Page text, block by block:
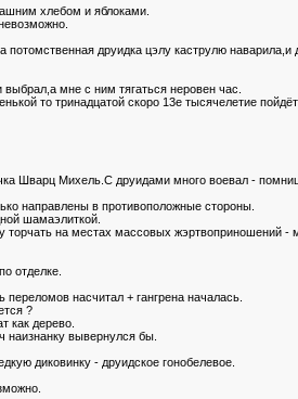
хлебом и яблоками.
друидка цэлу каструлю наварила,и
мне с ним тягаться неровен час.
то тринадцатой скоро 13е тысячелетие
Шварц Михель.С друидами много воевал -
направлены в противоположные стороны.
шамаэлиткой.
на местах массовых жэртвоприношений -
отделке.
насчитал + гангрена началась.
?
как дерево.
наизнанку вывернулся бы.
диковинку - друидское гонобелевое.